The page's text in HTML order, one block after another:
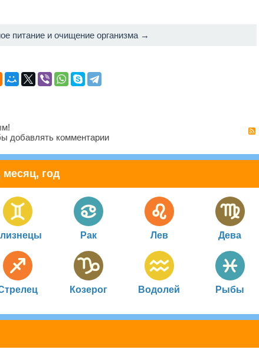
питание и очищение организма →
добавлять комментарии
месяц, год
Рак Лев Дева
Козерог Водолей Рыбы